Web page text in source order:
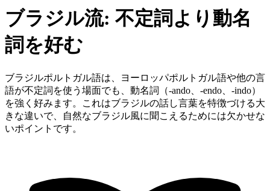
ブラジル流: 不定詞より動名
詞を好む
ブラジルポルトガル語は、ヨーロッパポルトガル語や他の言
語が不定詞を使う場面でも、動名詞（-ando、-endo、-indo）
を強く好みます。これはブラジルの話し言葉を特徴づける大
きな違いで、自然なブラジル風に聞こえるためには欠かせな
いポイントです。